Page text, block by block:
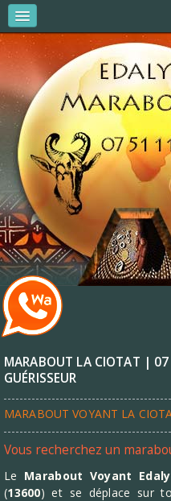
MARABOUT EDALY
AMOUR & COUPLES
AFFAIRES ET ARGENT
VITALITÉ ET RÉUSSITE
R.V & CONSULTATIONS
MARABOUT LA CIOTAT |
GUÉRISSEUR
MARABOUT VOYANT LA
Vous recherchez un
Le Marabout Voyant Edaly
(13600) et se déplace sur